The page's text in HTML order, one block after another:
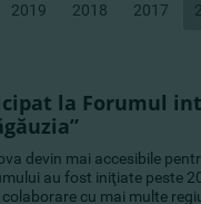
2019 2018 2017
la Forumul
devin mai accesibile
au fost iniţiate peste
cu mai multe